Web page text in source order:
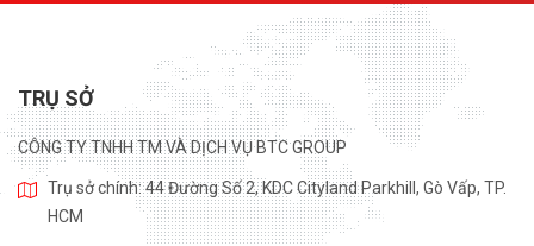
TRỤ SỞ
CÔNG TY TNHH TM VÀ DỊCH VỤ BTC GROUP
Trụ sở chính: 44 Đường Số 2, KDC Cityland Parkhill, Gò Vấp, TP.
HCM